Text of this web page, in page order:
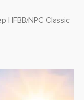
| IFBB/NPC Classic